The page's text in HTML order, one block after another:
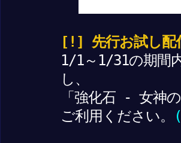
[!] 先行お試し配
1/1～1/31の期間
し、
「強化石 - 女神
ご利用ください。